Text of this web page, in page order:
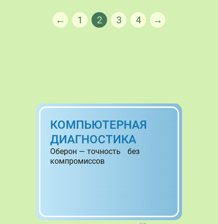
← 1 2 3 4 →
КОМПЬЮТЕРНАЯ
ДИАГНОСТИКА
Оберон — точность без
компромиссов